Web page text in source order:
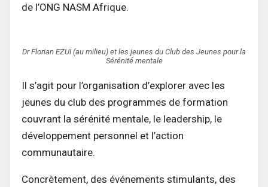
de l’ONG NASM Afrique.
Dr Florian EZUI (au milieu) et les jeunes du Club des Jeunes pour la
Sérénité mentale
Il s’agit pour l’organisation d’explorer avec les
jeunes du club des programmes de formation
couvrant la sérénité mentale, le leadership, le
développement personnel et l’action
communautaire.
Concrètement, des événements stimulants, des